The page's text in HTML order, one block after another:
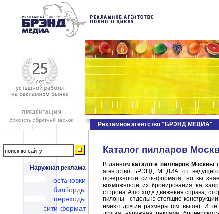
Наружная реклама
остановки
билборды
переходы
сити-формат
Рекламное агентство "БРЭНД МЕДИА"
Каталог пилларов
В данномкаталоге пилларов Москвы
агентство БРЭНД МЕДИА от
поверхности сити-формата, но вы
возможности их бронирования на
сторона А по ходу движения справа,
пилоны - отдельно стоящие
имеют другие размеры (см. выше). И те